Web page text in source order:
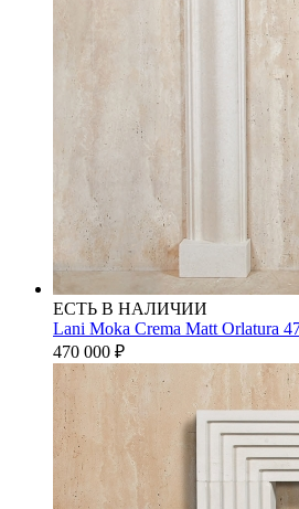
ЕСТЬ В НАЛИЧИИ
Lani Moka Crema Matt Orlatura
470 000 ₽